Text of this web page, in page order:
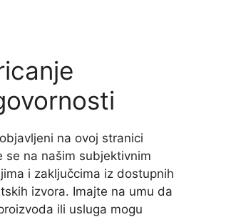
na ovoj stranici
se na našim subjektivnim
i zaključcima iz dostupnih
izvora. Imajte na umu da
ili usluga mogu